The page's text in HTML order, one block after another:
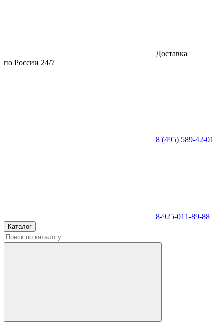
Доставка
по России 24/7
8 (495) 589-42-01
8-925-011-89-88
Каталог